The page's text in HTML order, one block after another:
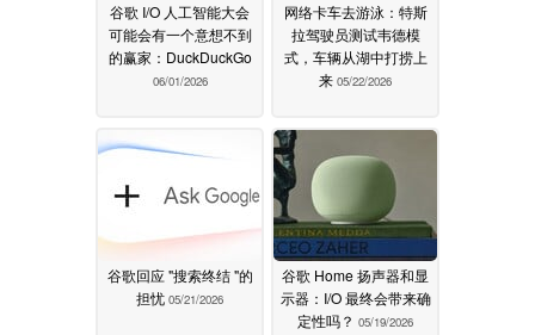
谷歌 I/O 人工智能大会
可能会有一个意想不到
的赢家：DuckDuckGo
06/01/2026
网络卡车去游泳：特斯
拉驾驶员测试韦德模
式，车辆从湖中打捞上
来 05/22/2026
谷歌回应 "搜索终结 "的
担忧 05/21/2026
谷歌 Home 扬声器和显
示器：I/O 最终会带来确
定性吗？ 05/19/2026